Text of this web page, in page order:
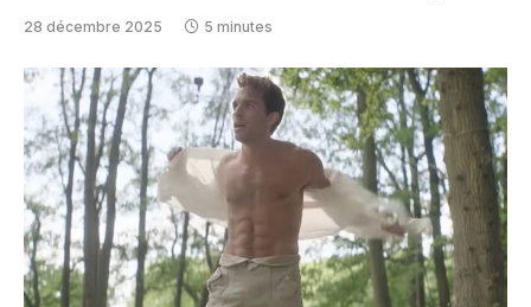
28 décembre 2025 5 minutes